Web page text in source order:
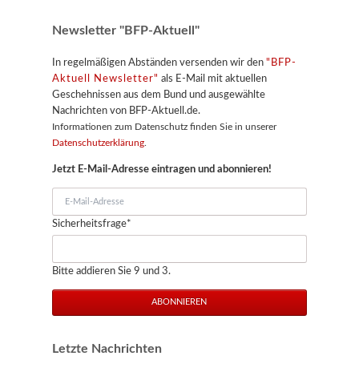
Newsletter "BFP-Aktuell"
In regelmäßigen Abständen versenden wir den "BFP-
Aktuell Newsletter" als E-Mail mit aktuellen
Geschehnissen aus dem Bund und ausgewählte
Nachrichten von BFP-Aktuell.de.
Informationen zum Datenschutz finden Sie in unserer
Datenschutzerklärung.
Jetzt E-Mail-Adresse eintragen und abonnieren!
Adresse
Pflichtfeld
Sicherheitsfrage*
Bitte addieren Sie 9 und 3.
ABONNIEREN
Letzte Nachrichten